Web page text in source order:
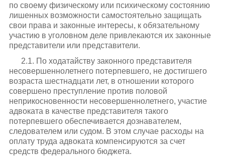
по своему физическому или психическому состоянию
лишенных возможности самостоятельно защищать
свои права и законные интересы, к обязательному
участию в уголовном деле привлекаются их законные
представители или представители.
2.1. По ходатайству законного представителя
несовершеннолетнего потерпевшего, не достигшего
возраста шестнадцати лет, в отношении которого
совершено преступление против половой
неприкосновенности несовершеннолетнего, участие
адвоката в качестве представителя такого
потерпевшего обеспечивается дознавателем,
следователем или судом. В этом случае расходы на
оплату труда адвоката компенсируются за счет
средств федерального бюджета.